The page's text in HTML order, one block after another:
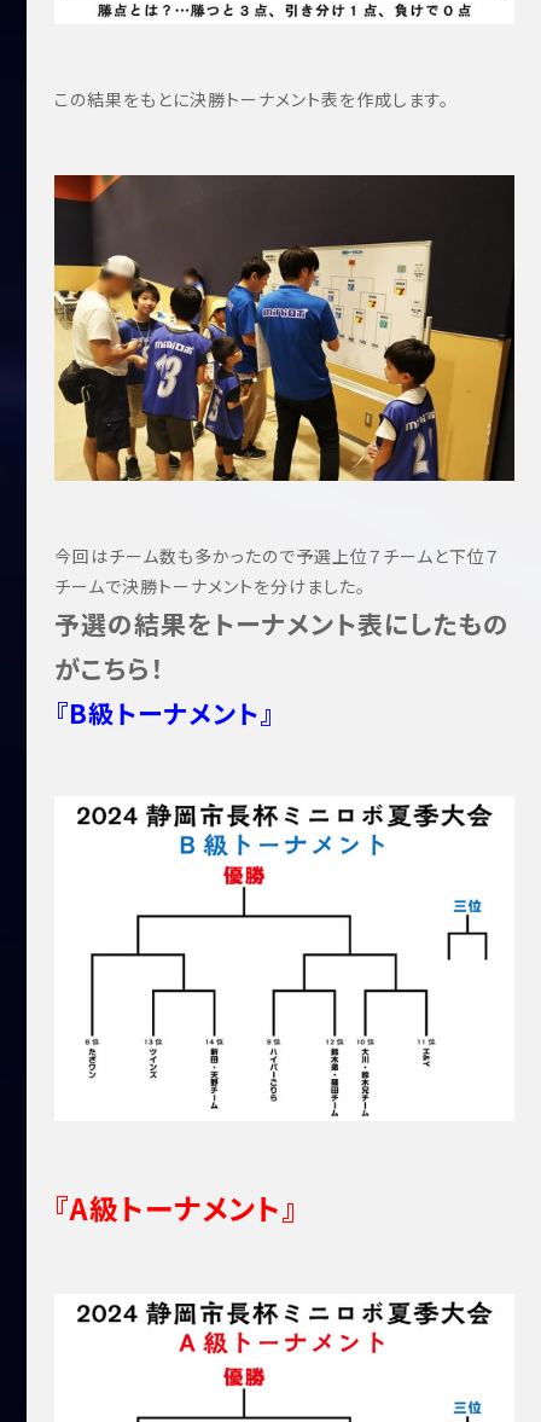
この結果をもとに決勝トーナメント表を作成します。
今回はチーム数も多かったので予選上位７チームと下位７
チームで決勝トーナメントを分けました。
予選の結果をトーナメント表にしたもの
がこちら！
『B級トーナメント』
『A級トーナメント』